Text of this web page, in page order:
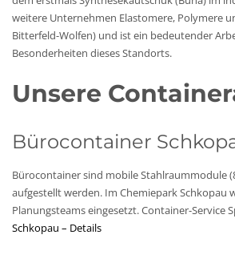
weitere Unternehmen Elastomere, Polymere
Bitterfeld-Wolfen) und ist ein bedeutender
Besonderheiten dieses Standorts.
Unsere
Bürocontainer
Bürocontainer sind mobile Stahlraummodule
aufgestellt werden. Im Chemiepark
Planungsteams eingesetzt. Container-Service
Schkopau – Details